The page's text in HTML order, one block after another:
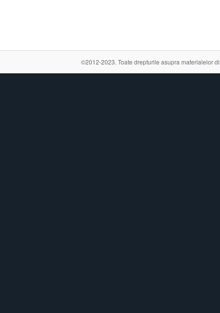
©2012-2023. Toate drepturile asupra materialelor